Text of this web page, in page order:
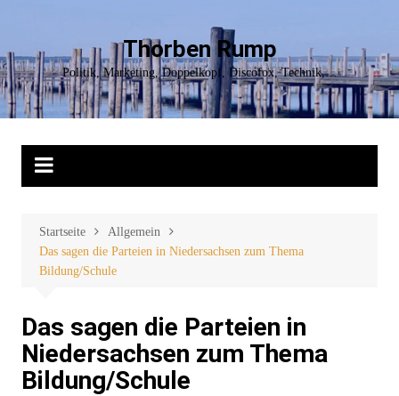
springen
Thorben Rump
Politik, Marketing, Doppelkopf, Discofox, Technik,…
Startseite
Allgemein
Das sagen die Parteien in Niedersachsen zum Thema
Bildung/Schule
Das sagen die Parteien in
Niedersachsen zum Thema
Bildung/Schule